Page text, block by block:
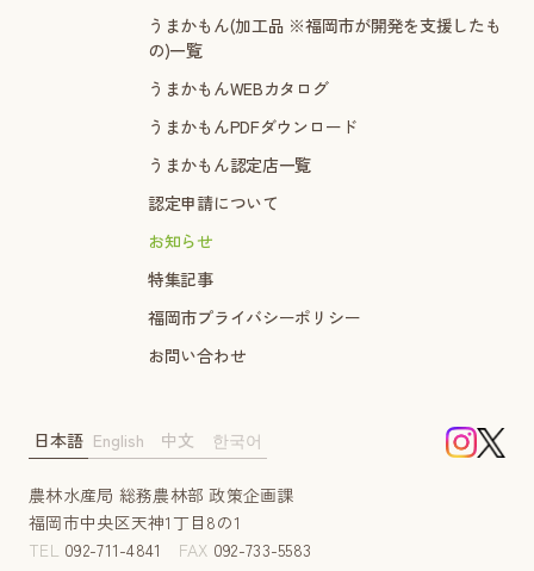
うまかもん(加工品 ※福岡市が開発を支援したも
の)一覧
うまかもんWEBカタログ
うまかもんPDFダウンロード
うまかもん認定店一覧
認定申請について
お知らせ
特集記事
福岡市プライバシーポリシー
お問い合わせ
農林水産局 総務農林部 政策企画課
福岡市中央区天神1丁目8の1
TEL 092-711-4841 FAX 092-733-5583
日本語 English 中文 한국어